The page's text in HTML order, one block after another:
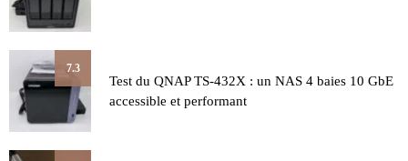
7.3
Test du QNAP TS-432X : un NAS 4 baies 10 GbE
accessible et performant